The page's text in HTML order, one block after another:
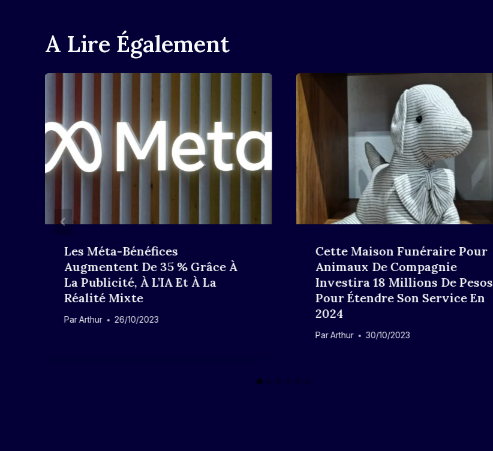
A Lire Également
Les Méta-Bénéfices
Augmentent De 35 % Grâce À
La Publicité, À L’IA Et À La
Réalité Mixte
ParArthur 26/10/2023
Cette Maison Funéraire Pour
Animaux De Compagnie
Investira 18 Millions De Pesos
Pour Étendre Son Service En
2024
ParArthur 30/10/2023